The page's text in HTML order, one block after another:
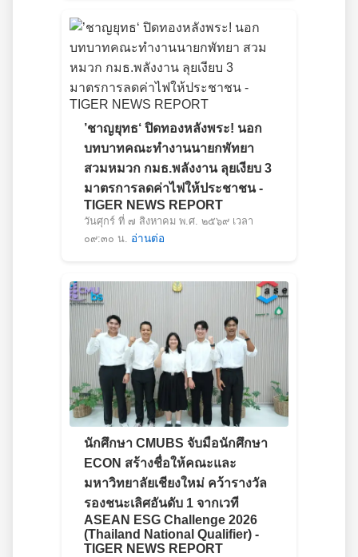
’ชาญยุทธ‘ ปิดทองหลังพระ! นอก
บทบาทคณะทำงานนายกพัทยา
สวมหมวก กมธ.พลังงาน ลุยเงียบ 3
มาตรการลดค่าไฟให้ประชาชน -
TIGER NEWS REPORT
วันศุกร์ ที่ ๗ สิงหาคม พ.ศ. ๒๕๖๙ เวลา
๐๙:๓๐ น. อ่านต่อ
นักศึกษา CMUBS จับมือนักศึกษา
ECON สร้างชื่อให้คณะและ
มหาวิทยาลัยเชียงใหม่ คว้ารางวัล
รองชนะเลิศอันดับ 1 จากเวที
ASEAN ESG Challenge 2026
(Thailand National Qualifier) -
TIGER NEWS REPORT